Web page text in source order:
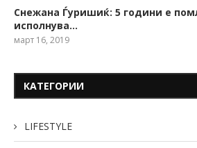
Снежана Ѓуришиќ: 5 години е
исполнува…
март 16, 2019
КАТЕГОРИИ
LIFESTYLE